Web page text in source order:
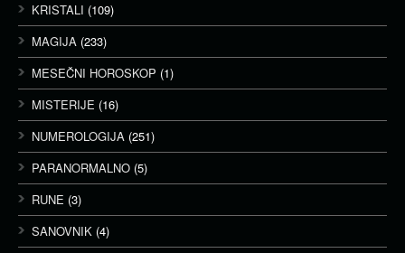
KRISTALI (109)
MAGIJA (233)
MESEČNI HOROSKOP (1)
MISTERIJE (16)
NUMEROLOGIJA (251)
PARANORMALNO (5)
RUNE (3)
SANOVNIK (4)